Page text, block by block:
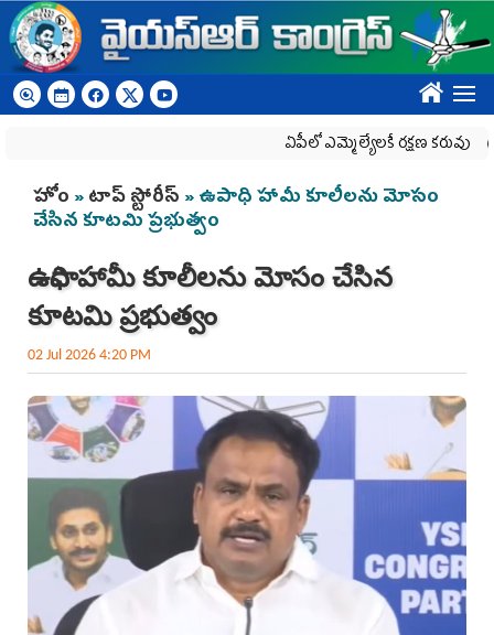
Skip to main content
????
ఏపీలో ఎమ్మెల్యేల‌కే ర‌క్ష‌ణ క‌రువు
You are here
హోం »టాప్ స్టోరీస్ » ఉపాధి హామీ కూలీలను మోసం
చేసిన కూటమి ప్రభుత్వం
ఉపాధి హామీ కూలీలను మోసం చేసిన
కూటమి ప్రభుత్వం
02 Jul 2026 4:20 PM